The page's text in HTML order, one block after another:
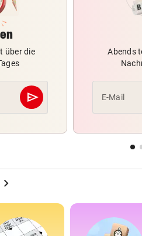
über die
send
Abschicken
Abends
E-Mail
chevron_right